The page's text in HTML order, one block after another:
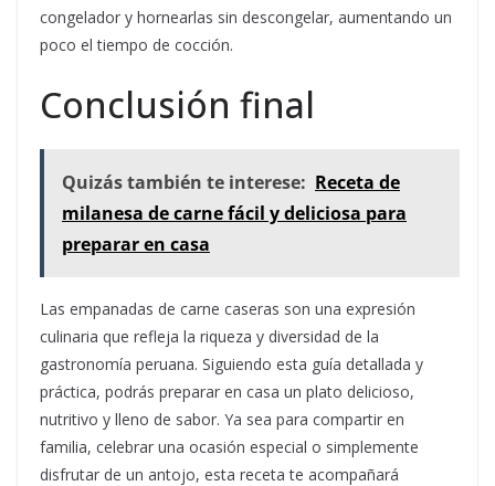
congelador y hornearlas sin descongelar, aumentando un
poco el tiempo de cocción.
Conclusión final
Quizás también te interese: Receta de
milanesa de carne fácil y deliciosa para
preparar en casa
Las empanadas de carne caseras son una expresión
culinaria que refleja la riqueza y diversidad de la
gastronomía peruana. Siguiendo esta guía detallada y
práctica, podrás preparar en casa un plato delicioso,
nutritivo y lleno de sabor. Ya sea para compartir en
familia, celebrar una ocasión especial o simplemente
disfrutar de un antojo, esta receta te acompañará